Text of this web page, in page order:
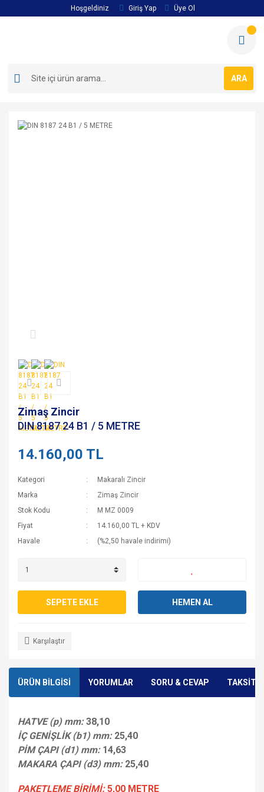
Hoşgeldiniz Giriş Yap Üye Ol
ARA
Zimaş Zincir
DIN 8187 24 B1 / 5 METRE
14.160,00 TL
Kategori
Makaralı Zincir
Marka
Zimaş Zincir
Stok Kodu
M MZ 0009
Fiyat
14.160,00 TL + KDV
Havale
(%2,50 havale indirimi)
SEPETE EKLE HEMEN AL
Karşılaştır
ÜRÜN BİLGİSİ YORUMLAR SORU & CEVAP TAKSİT
HATVE (p) mm:38,10
İÇ GENİŞLİK (b1) mm:25,40
PİM ÇAPI (d1) mm:14,63
MAKARA ÇAPI (d3) mm:25,40
PAKETLEME BİRİMİ:5,00 METRE